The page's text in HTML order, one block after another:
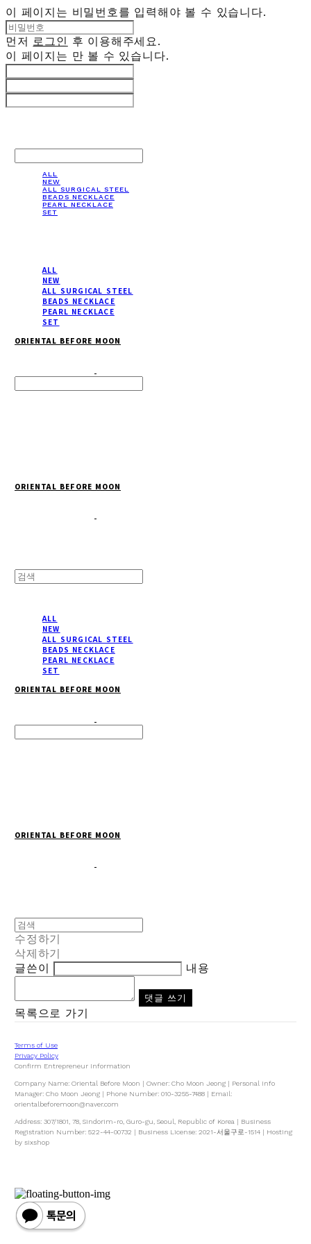
이 페이지는 비밀번호를 입력해야 볼 수 있습니다.
먼저 로그인 후 이용해주세요.
이 페이지는 만 볼 수 있습니다.
ALL
NEW
ALL SURGICAL STEEL
BEADS NECKLACE
PEARL NECKLACE
SET
ALL
NEW
ALL SURGICAL STEEL
BEADS NECKLACE
PEARL NECKLACE
SET
ORIENTAL BEFORE MOON
ORIENTAL BEFORE MOON
ALL
NEW
ALL SURGICAL STEEL
BEADS NECKLACE
PEARL NECKLACE
SET
ORIENTAL BEFORE MOON
ORIENTAL BEFORE MOON
수정하기
삭제하기
글쓴이
내용
댓글 쓰기
목록으로 가기
Terms of Use
Privacy Policy
Confirm Entrepreneur Information
Company Name: Oriental Before Moon | Owner: Cho Moon Jeong | Personal Info
Manager: Cho Moon Jeong | Phone Number: 010-3255-7488 | Email:
orientalbeforemoon@naver.com
Address: 307/1801, 78, Sindorim-ro, Guro-gu, Seoul, Republic of Korea | Business
Registration Number: 522-44-00732 | Business License: 2021-서울구로-1514 | Hosting
by sixshop